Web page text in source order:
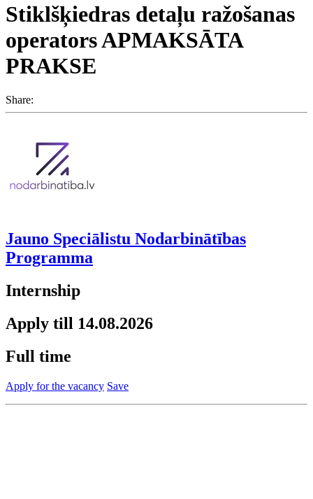
Stiklšķiedras detaļu ražošanas
operators APMAKSĀTA
PRAKSE
Share:
Jauno Speciālistu Nodarbinātības
Programma
Internship
Apply till 14.08.2026
Full time
Apply for the vacancy Save